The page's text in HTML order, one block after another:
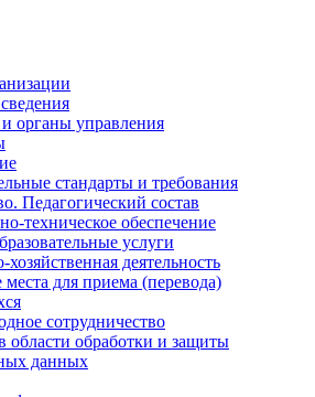
органы управления
стандарты и требования
Педагогический состав
техническое обеспечение
услуги
деятельность
для приема (перевода)
сотрудничество
области обработки и защиты
данных